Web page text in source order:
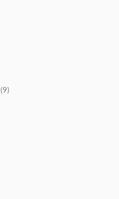
(9)